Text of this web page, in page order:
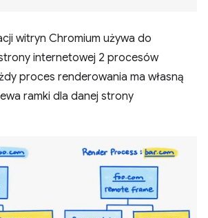
witryn Chromium używa do
internetowej 2 procesów
proces renderowania ma własną
ramki dla danej strony